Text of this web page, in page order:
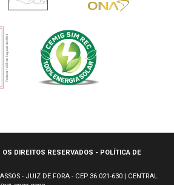
DIREITOS RESERVADOS - POLÍTICA DE
- JUIZ DE FORA - CEP 36.021-630 | CENTRAL